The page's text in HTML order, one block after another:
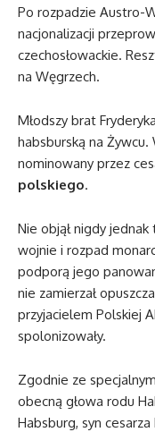
Po rozpadzie Austro-
nacjonalizacji
czechosłowackie.
na Węgrzech.
Młodszy brat
habsburską na
nominowany przez
polskiego.
Nie objął nigdy
wojnie i rozpad
podporą jego
nie zamierzał
przyjacielem Polskiej
spolonizowały.
Zgodnie ze
obecną głowa rodu
Habsburg, syn